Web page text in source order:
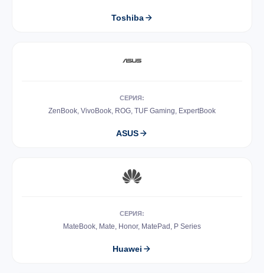
Toshiba
СЕРИЯ:
ZenBook, VivoBook, ROG, TUF Gaming, ExpertBook
ASUS
СЕРИЯ:
MateBook, Mate, Honor, MatePad, P Series
Huawei